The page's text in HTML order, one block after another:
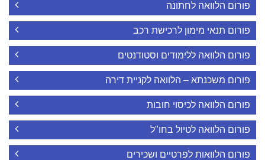
פורום הלוואה לחתונה
פורום תנאי מימון לרכישת רכב
פורום הלוואה ללימודים וסטודנטים
פורום משכנתא – הלוואה לקניית דירה
פורום הלוואה לכיסוי חובות
פורום הלוואה לטיול בחו"ל
פורום הלוואות לפרטיים ושכירים